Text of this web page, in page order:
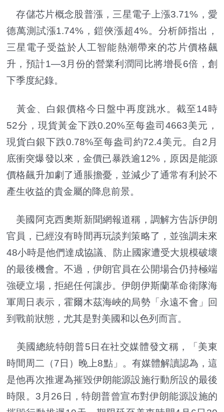
存儲芯片概念股普漲，三星電子上漲3.71%，愛
德萬測試漲1.74%，鎧俠漲超4%。分析師指出，
三星電子受益於人工智能熱潮帶來的芯片價格飆
升，預計1—3月份的營業利潤同比將增長6倍，創
下季度紀錄。
黃金、白銀價格今日盤中再度跳水。截至14時
52分，現貨黃金下跌0.20%至每盎司4663美元，
現貨白銀下跌0.78%至每盎司約72.4美元。自2月
底衝突爆發以來，金價已暴跌逾12%，原因是能源
價格飆升加劇了通脹擔憂，並減少了通常有利於不
產生收益的貴金屬的降息前景。
美國阿克西奧斯新聞網報道稱，調解方告訴伊朗
官員，已經沒有時間再玩談判策略了，並強調未來
48小時是他們達成協議、防止國家遭受大規模破壞
的最後機會。不過，伊朗官員在公開場合仍持極端
強硬立場，拒絕任何讓步。伊朗伊斯蘭革命衛隊海
軍周日表示，霍爾木茲海峽的局勢「永遠不會」回
到戰前狀態，尤其是對美國和以色列而言。
美國總統特朗普5日在社交媒體發文稱，「美東
時間周二（7日）晚上8點」。有媒體解讀認為，這
是他再次推遲為摧毀伊朗能源設施行動所設的最後
時限。3月26日，特朗普曾宣布對伊朗能源設施的